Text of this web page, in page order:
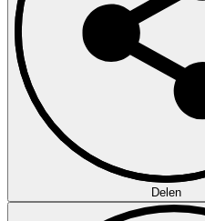
Delen